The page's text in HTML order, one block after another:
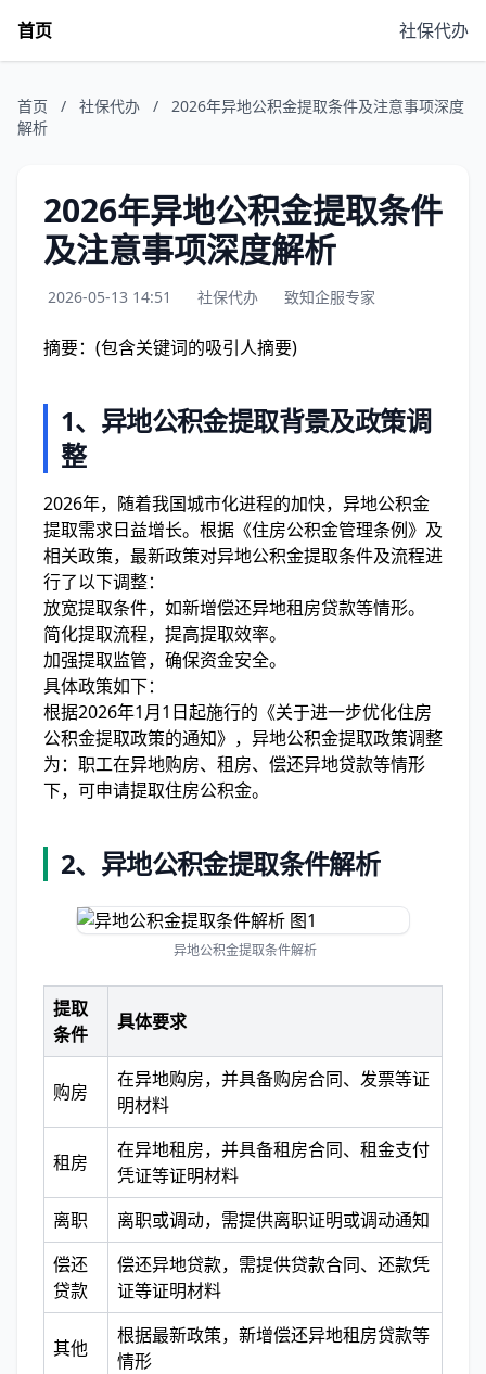
首页 社保代办
首页 / 社保代办 /
2026年异地公积金提取条件及注意事项深度
解析
2026年异地公积金提取条件
及注意事项深度解析
2026-05-13 14:51 社保代办 致知企服专家
摘要：(包含关键词的吸引人摘要)
1、 异地公积金提取背景及政策调
整
2026年，随着我国城市化进程的加快，异地公积金
提取需求日益增长。根据《住房公积金管理条例》及
相关政策，最新政策对异地公积金提取条件及流程进
行了以下调整：
放宽提取条件，如新增偿还异地租房贷款等情形。
简化提取流程，提高提取效率。
加强提取监管，确保资金安全。
具体政策如下：
根据2026年1月1日起施行的《关于进一步优化住房
公积金提取政策的通知》，异地公积金提取政策调整
为：职工在异地购房、租房、偿还异地贷款等情形
下，可申请提取住房公积金。
2、 异地公积金提取条件解析
异地公积金提取条件解析
提取
条件
具体要求
购房
在异地购房，并具备购房合同、发票等证
明材料
租房
在异地租房，并具备租房合同、租金支付
凭证等证明材料
离职
离职或调动，需提供离职证明或调动通知
偿还
贷款
偿还异地贷款，需提供贷款合同、还款凭
证等证明材料
其他
根据最新政策，新增偿还异地租房贷款等
情形